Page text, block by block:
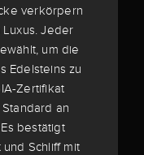
verkörpern
Jeder
um die
Edelsteins zu
Zertifikat
an
bestätigt
und Schliff mit